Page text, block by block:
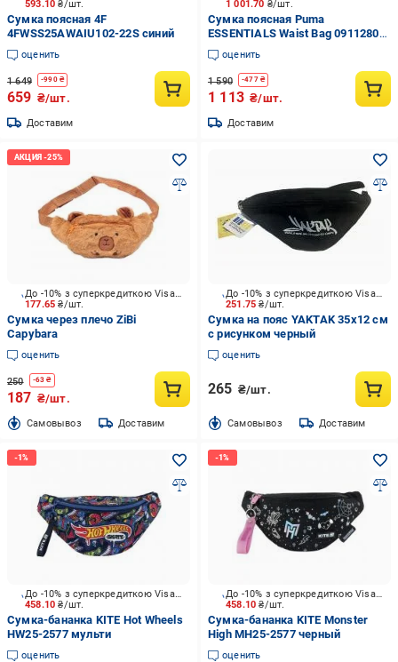
593.10₴/шт.
Сумка поясная 4F
4FWSS25AWAIU102-22S синий
оценить
1 649 -990₴
659 ₴/шт.
Доставим
1 001.70 ₴/шт.
Сумка поясная Puma
ESSENTIALS Waist Bag 09112801
черный
оценить
1 590 -477₴
1 113 ₴/шт.
Доставим
177.65₴/шт.
До -10% з суперкредиткою Visa Вигода
Сумка через плечо ZiBi
Capybara
оценить
250 -63 ₴
187 ₴/шт.
Cамовывоз Доставим
251.75₴/шт.
До -10% з суперкредиткою Visa Вигода
Сумка на пояс YAKTAK 35х12 см
с рисунком черный
оценить
265 ₴/шт.
Cамовывоз Доставим
458.10₴/шт.
До -10% з суперкредиткою Visa Вигода
Сумка-бананка KITE Hot Wheels
HW25-2577 мульти
оценить
458.10₴/шт.
До -10% з суперкредиткою Visa Вигода
Сумка-бананка KITE Monster
High MH25-2577 черный
оценить